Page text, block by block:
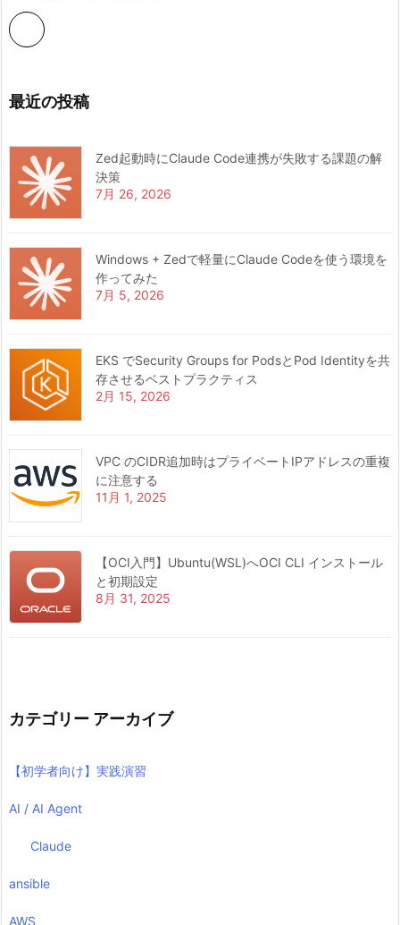
最近の投稿
Zed起動時にClaude Code連携が失敗する課題の解
決策
7月 26, 2026
Windows + Zedで軽量にClaude Codeを使う環境を
作ってみた
7月 5, 2026
EKS でSecurity Groups for PodsとPod Identityを共
存させるベストプラクティス
2月 15, 2026
VPC のCIDR追加時はプライベートIPアドレスの重複
に注意する
11月 1, 2025
【OCI入門】Ubuntu(WSL)へOCI CLI インストール
と初期設定
8月 31, 2025
カテゴリー アーカイブ
【初学者向け】実践演習
AI / AI Agent
Claude
ansible
AWS